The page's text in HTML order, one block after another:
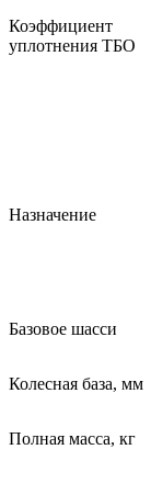
Коэффициент
уплотнения ТБО
Назначение
Базовое шасси
Колесная база, мм
Полная масса, кг